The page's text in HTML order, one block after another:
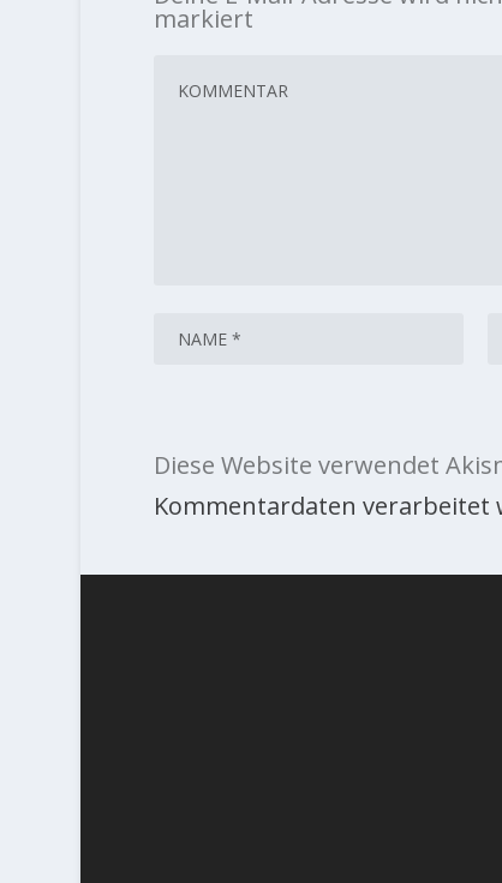
markiert
Diese Website verwendet
Kommentardaten verarbeitet